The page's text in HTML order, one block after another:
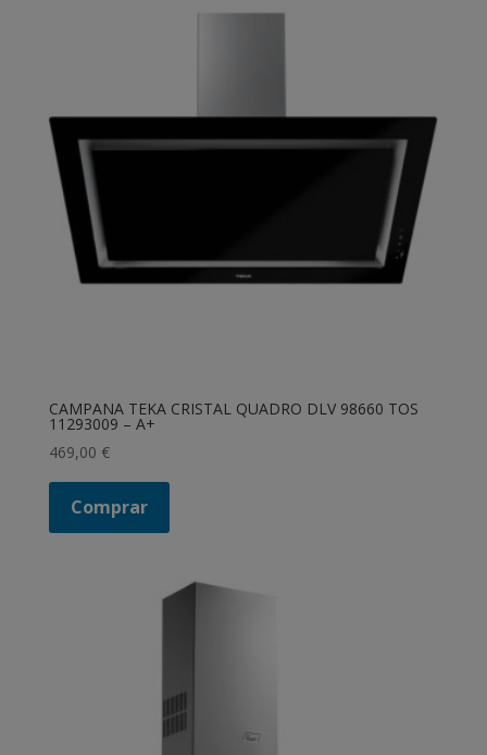
CAMPANA TEKA CRISTAL QUADRO DLV 98660 TOS
11293009 – A+
469,00 €
Comprar